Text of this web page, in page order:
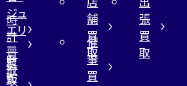
ジュ
エリ
ー
買
取
時
計
買
取
財
布
舗
買
取
張
買
取
催
事
買